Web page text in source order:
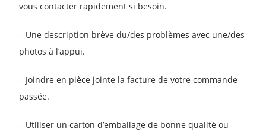
vous contacter rapidement si besoin.
– Une description brève du/des problèmes avec une/des
photos à l’appui.
– Joindre en pièce jointe la facture de votre commande
passée.
– Utiliser un carton d’emballage de bonne qualité ou
Inscrivez-vous et profitez de l'offre
MOINS 10%
Valable sur toute votre première